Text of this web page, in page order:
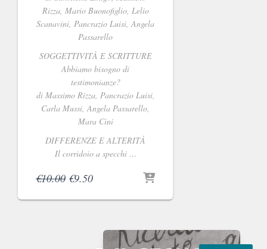
Rizza, Mario Buonofiglio, Lelio
Scanavini, Pancrazio Luisi, Angela
Passarello
SOGGETTIVITÀ E SCRITTURE
Abbiamo bisogno di
testimonianze?
di Massimo Rizza, Pancrazio Luisi,
Carla Mussi, Angela Passarello,
Mara Cini
DIFFERENZE E ALTERITÀ
Il corridoio a specchi …
€10.00 Il
originale
€9.50Il
attuale
€9.50.